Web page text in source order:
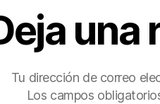
una
Tu dirección de correo
Los campos